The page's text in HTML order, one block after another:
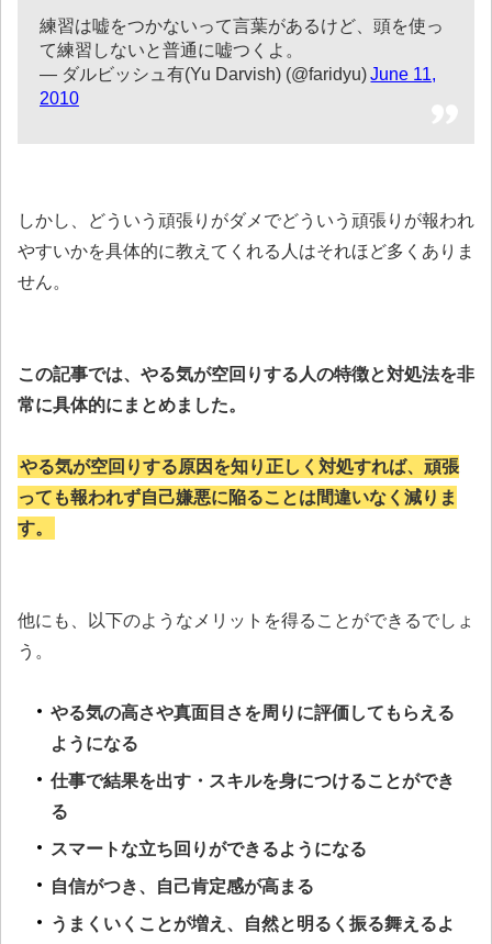
練習は嘘をつかないって言葉があるけど、頭を使っ
て練習しないと普通に嘘つくよ。
— ダルビッシュ有(Yu Darvish) (@faridyu)June 11,
2010
しかし、どういう頑張りがダメでどういう頑張りが報われ
やすいかを具体的に教えてくれる人はそれほど多くありま
せん。
この記事では、やる気が空回りする人の特徴と対処法を非
常に具体的にまとめました。
やる気が空回りする原因を知り正しく対処すれば、頑張
っても報われず自己嫌悪に陥ることは間違いなく減りま
す。
他にも、以下のようなメリットを得ることができるでしょ
う。
やる気の高さや真面目さを周りに評価してもらえる
ようになる
仕事で結果を出す・スキルを身につけることができ
る
スマートな立ち回りができるようになる
自信がつき、自己肯定感が高まる
うまくいくことが増え、自然と明るく振る舞えるよ